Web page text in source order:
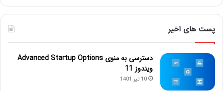
پست های اخیر
دسترسی به منوی Advanced Startup Options
ویندوز 11
10 تیر 1401